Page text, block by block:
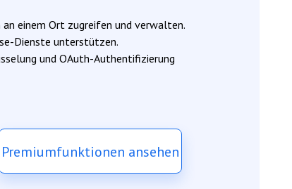
einem Ort zugreifen und verwalten.
Dienste unterstützen.
und OAuth-Authentifizierung
Premiumfunktionen ansehen